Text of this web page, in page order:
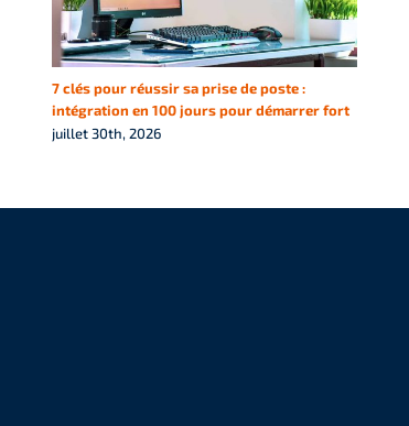
7 clés pour réussir sa prise de poste :
intégration en 100 jours pour démarrer fort
juillet 30th, 2026